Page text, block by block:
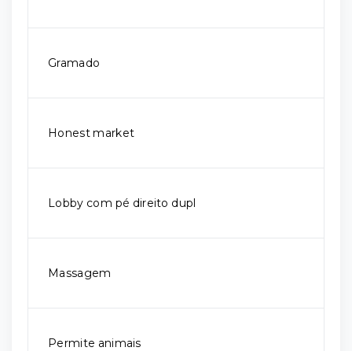
Gramado
Honest market
Lobby com pé direito dupl
Massagem
Permite animais